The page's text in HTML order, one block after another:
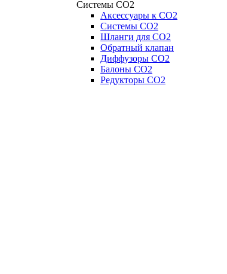
Системы СО2
Аксессуары к СО2
Системы СО2
Шланги для CO2
Обратный клапан
Диффузоры СO2
Балоны CO2
Редукторы CO2